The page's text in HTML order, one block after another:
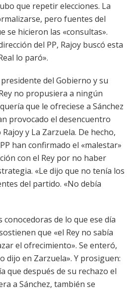
que repetir elecciones. La
pero fuentes del
se hicieron las «consultas».
del PP, Rajoy buscó esta
lo paró».
del Gobierno y su
no propusiera a ningún
que le ofreciese a Sánchez
provocado el desencuentro
y La Zarzuela. De hecho,
han confirmado el «malestar»
con el Rey por no haber
«Le dijo que no tenía los
del partido. «No debía
de lo que ese día
que «el Rey no sabía
el ofrecimiento». Se enteró,
dijo en Zarzuela». Y prosiguen:
que después de su rechazo el
a Sánchez, también se